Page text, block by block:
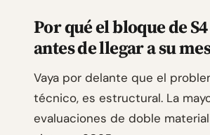
Por qué el bloque de
antes de llegar a su
Vaya por delante que el
técnico, es estructural. La
evaluaciones de doble